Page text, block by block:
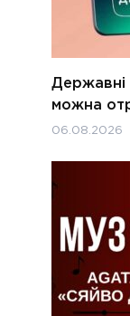
Державні
можна
06.08.2026